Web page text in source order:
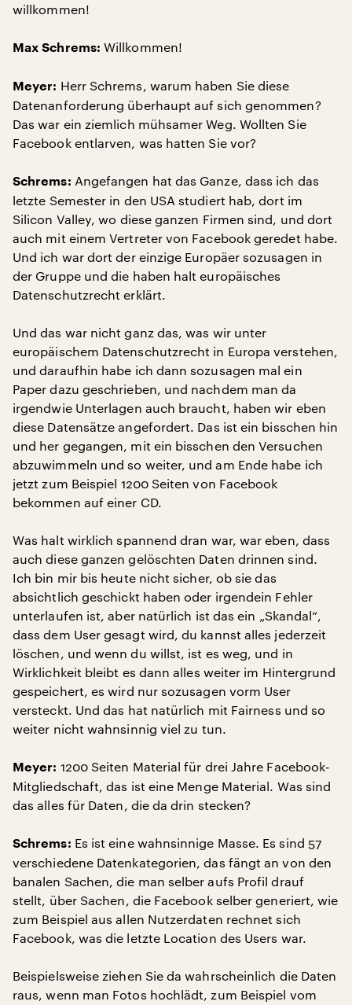
willkommen!
Max Schrems: Willkommen!
Meyer: Herr Schrems, warum haben Sie diese
Datenanforderung überhaupt auf sich genommen?
Das war ein ziemlich mühsamer Weg. Wollten Sie
Facebook entlarven, was hatten Sie vor?
Schrems: Angefangen hat das Ganze, dass ich das
letzte Semester in den USA studiert hab, dort im
Silicon Valley, wo diese ganzen Firmen sind, und dort
auch mit einem Vertreter von Facebook geredet habe.
Und ich war dort der einzige Europäer sozusagen in
der Gruppe und die haben halt europäisches
Datenschutzrecht erklärt.
Und das war nicht ganz das, was wir unter
europäischem Datenschutzrecht in Europa verstehen,
und daraufhin habe ich dann sozusagen mal ein
Paper dazu geschrieben, und nachdem man da
irgendwie Unterlagen auch braucht, haben wir eben
diese Datensätze angefordert. Das ist ein bisschen hin
und her gegangen, mit ein bisschen den Versuchen
abzuwimmeln und so weiter, und am Ende habe ich
jetzt zum Beispiel 1200 Seiten von Facebook
bekommen auf einer CD.
Was halt wirklich spannend dran war, war eben, dass
auch diese ganzen gelöschten Daten drinnen sind.
Ich bin mir bis heute nicht sicher, ob sie das
absichtlich geschickt haben oder irgendein Fehler
unterlaufen ist, aber natürlich ist das ein „Skandal“,
dass dem User gesagt wird, du kannst alles jederzeit
löschen, und wenn du willst, ist es weg, und in
Wirklichkeit bleibt es dann alles weiter im Hintergrund
gespeichert, es wird nur sozusagen vorm User
versteckt. Und das hat natürlich mit Fairness und so
weiter nicht wahnsinnig viel zu tun.
Meyer: 1200 Seiten Material für drei Jahre Facebook-
Mitgliedschaft, das ist eine Menge Material. Was sind
das alles für Daten, die da drin stecken?
Schrems: Es ist eine wahnsinnige Masse. Es sind 57
verschiedene Datenkategorien, das fängt an von den
banalen Sachen, die man selber aufs Profil drauf
stellt, über Sachen, die Facebook selber generiert, wie
zum Beispiel aus allen Nutzerdaten rechnet sich
Facebook, was die letzte Location des Users war.
Beispielsweise ziehen Sie da wahrscheinlich die Daten
raus, wenn man Fotos hochlädt, zum Beispiel vom